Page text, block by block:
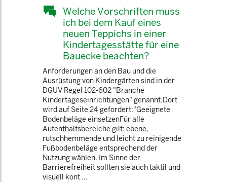
Welche Vorschriften muss
ich bei dem Kauf eines
neuen Teppichs in einer
Kindertagesstätte für eine
Bauecke beachten?
Anforderungen an den Bau und die
Ausrüstung von Kindergärten sind in der
DGUV Regel 102-602 "Branche
Kindertageseinrichtungen" genannt.Dort
wird auf Seite 24 gefordert:"Geeignete
Bodenbeläge einsetzenFür alle
Aufenthaltsbereiche gilt: ebene,
rutschhemmende und leicht zu reinigende
Fußbodenbeläge entsprechend der
Nutzung wählen. Im Sinne der
Barrierefreiheit sollten sie auch taktil und
visuell kont ...